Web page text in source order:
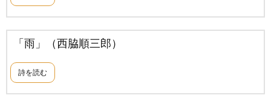
「雨」（西脇順三郎）
詩を読む